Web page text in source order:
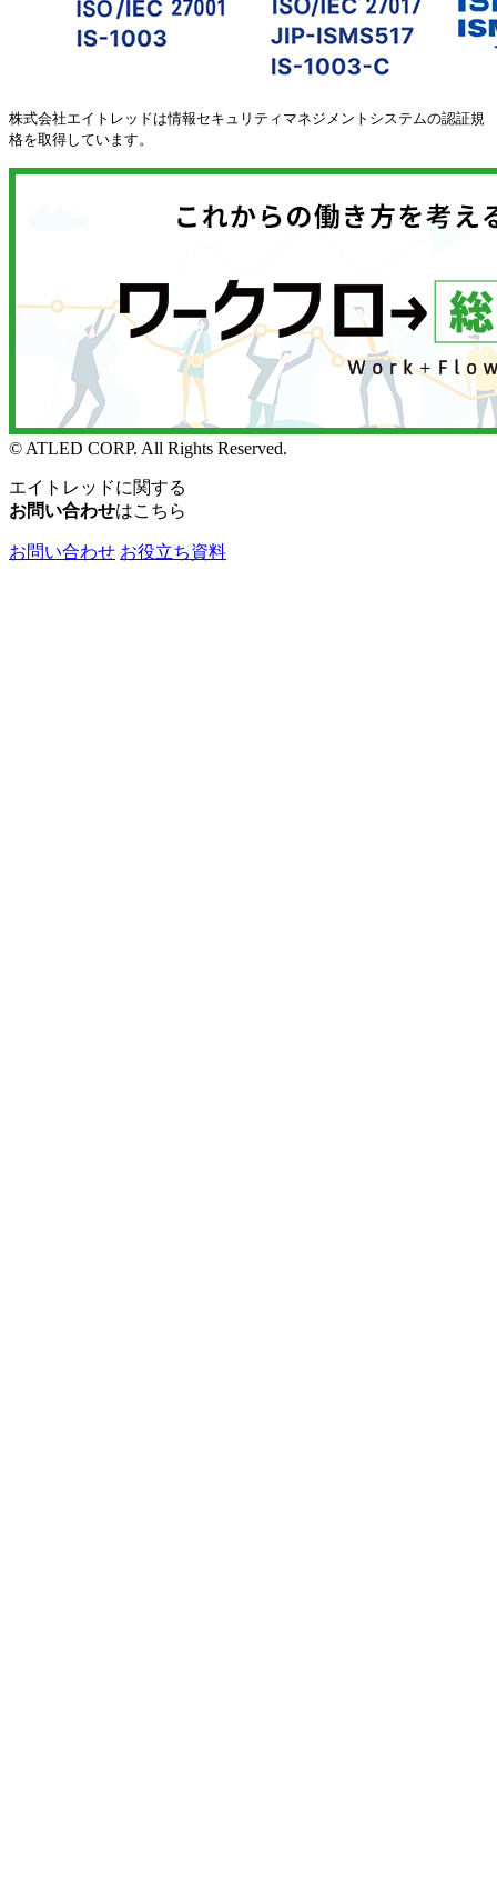
株式会社エイトレッドは情報セキュリティマネジメントシステムの認証規
格を取得しています。
© ATLED CORP. All Rights Reserved.
エイトレッドに関する
お問い合わせはこちら
お問い合わせ お役立ち資料